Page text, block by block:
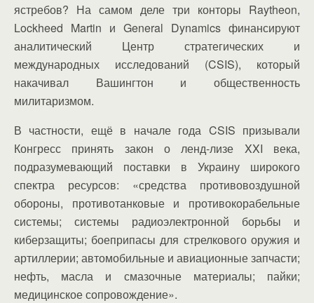
ястребов? На самом деле три конторы Raytheon,
Lockheed Martin и General Dynamics финансируют
аналитический Центр стратегических и
международных исследований (CSIS), который
накачивал Вашингтон и общественность
милитаризмом.
В частности, ещё в начале года CSIS призывали
Конгресс принять закон о ленд-лизе XXI века,
подразумевающий поставки в Украину широкого
спектра ресурсов: «средства противовоздушной
обороны, противотанковые и противокорабельные
системы; системы радиоэлектронной борьбы и
киберзащиты; боеприпасы для стрелкового оружия и
артиллерии; автомобильные и авиационные запчасти;
нефть, масла и смазочные материалы; пайки;
медицинское сопровождение».